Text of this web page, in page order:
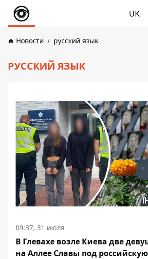
UK
Новости русский язык
РУССКИЙ ЯЗЫК
09:37, 31 июля
В Глевахе возле Киева две
на Аллее Славы под